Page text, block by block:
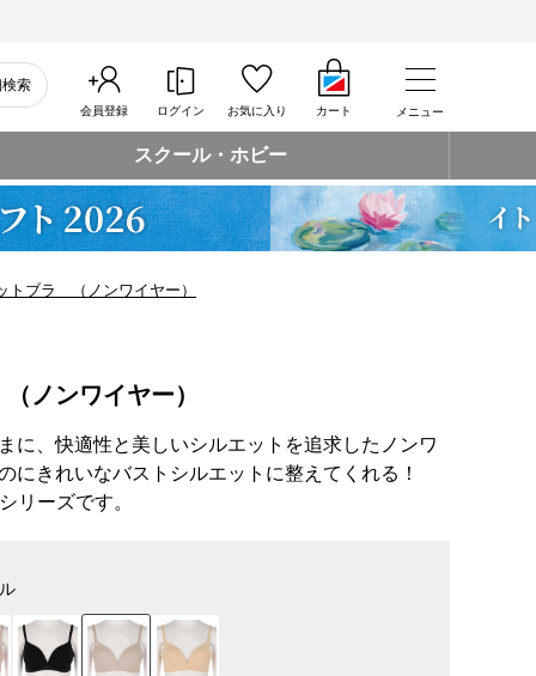
索
会員登録 ログイン お気に入り カート メニュー
スクール・ホビー
トブラ （ノンワイヤー）
ノンワイヤー）
に、快適性と美しいシルエットを追求したノンワ
にきれいなバストシルエットに整えてくれる！
リーズです。